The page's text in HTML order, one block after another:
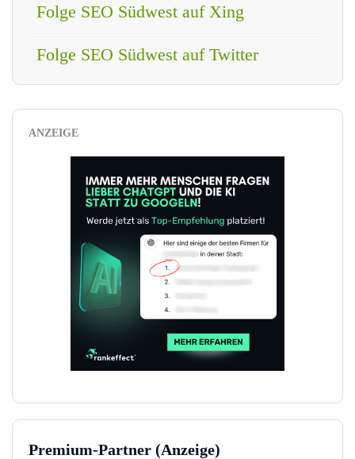
Folge SEO Südwest auf Xing
Folge SEO Südwest auf Twitter
ANZEIGE
Premium-Partner (Anzeige)